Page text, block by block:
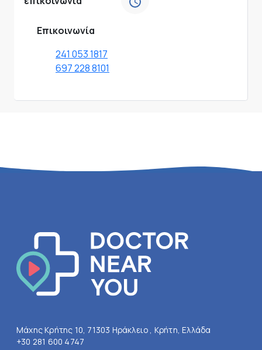
Επικοινωνία
241 053 1817
697 228 8101
Μάχης Κρήτης 10, 71303 Ηράκλειο , Κρήτη, Ελλάδα
+30 281 600 4747